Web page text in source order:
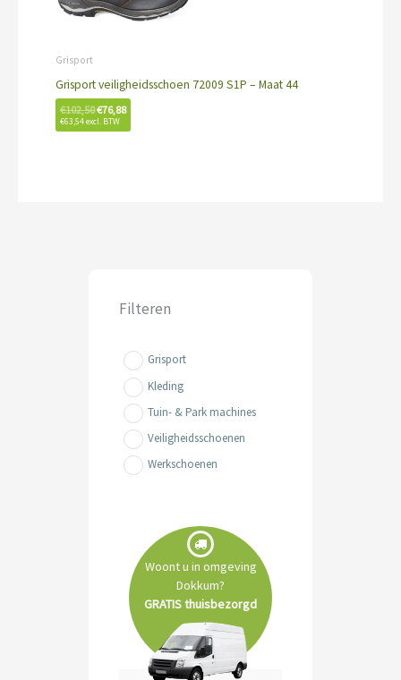
Grisport
Grisport veiligheidsschoen 72009 S1P – Maat 44
€102,50€76,88
€63,54excl. BTW
Filteren
Grisport
Kleding
Tuin- & Park machines
Veiligheidsschoenen
Werkschoenen
Woont u in omgeving
Dokkum?
GRATIS thuisbezorgd